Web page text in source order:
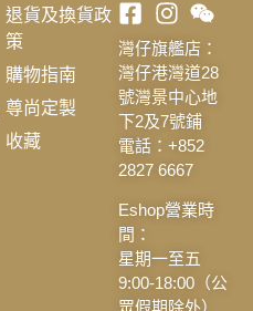
退貨及換貨政
策
購物指南
尊尚定製
收藏
灣仔旗艦店：
灣仔港灣道28
號灣景中心地
下2及7號鋪
電話：+852
2827 6667
Eshop營業時
間：
星期一至五
9:00-18:00（公